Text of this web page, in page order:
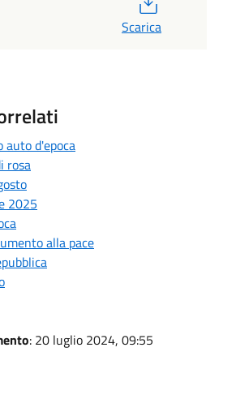
Scarica
auto d'epoca
rosa
2025
alla pace
: 20 luglio 2024, 09:55